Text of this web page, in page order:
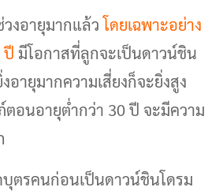
งอายุมากแล้วโดยเฉพาะอย่าง
ปี มีโอกาสที่ลูกจะเป็นดาวน์ชิน
อายุมากความเสี่ยงก็จะยิ่งสูง
อนอายุต่ำกว่า 30 ปี จะมีความ
ตรคนก่อนเป็นดาวน์ชินโดรม